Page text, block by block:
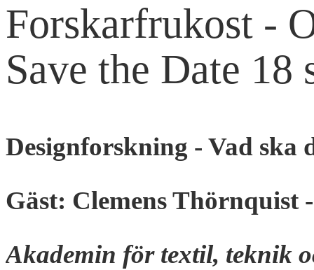
Forskarfrukost -
Save the Date 18
Designforskning - Vad ska
Gäst: Clemens Thörnquist
Akademin för textil, teknik